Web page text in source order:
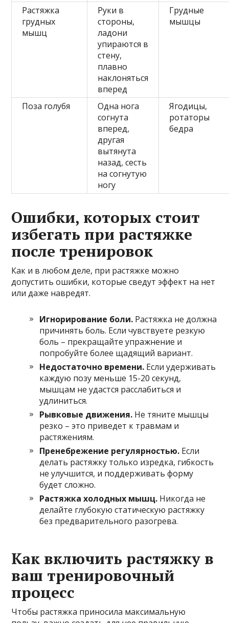
Растяжка
грудных
мышц
Руки в
стороны,
ладони
упираются в
стену,
плавно
наклоняться
вперед
Грудные
мышцы
Поза голубя
Одна нога
согнута
вперед,
другая
вытянута
назад, сесть
на согнутую
ногу
Ягодицы,
ротаторы
бедра
Ошибки, которых стоит
избегать при растяжке
после тренировок
Как и в любом деле, при растяжке можно
допустить ошибки, которые сведут эффект на нет
или даже навредят.
Игнорирование боли. Растяжка не должна
причинять боль. Если чувствуете резкую
боль – прекращайте упражнение и
попробуйте более щадящий вариант.
Недостаточно времени. Если удерживать
каждую позу меньше 15-20 секунд,
мышцам не удастся расслабиться и
удлиниться.
Рывковые движения. Не тяните мышцы
резко – это приведет к травмам и
растяжениям.
Пренебрежение регулярностью. Если
делать растяжку только изредка, гибкость
не улучшится, и поддерживать форму
будет сложно.
Растяжка холодных мышц. Никогда не
делайте глубокую статическую растяжку
без предварительного разогрева.
Как включить растяжку в
ваш тренировочный
процесс
Чтобы растяжка приносила максимальную